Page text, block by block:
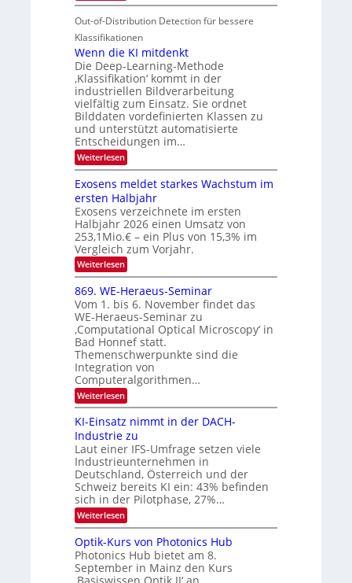
a
n
t
i
S
p
e
c
t
r
a
n
I
O
N
T
e
c
h
T
a
l
k
s
e
u
f
d
e
r
V
I
S
I
O
N
2
0
2
6
S
c
h
r
l
a
n
d
e
n
Out-of-Distribution Detection für bessere
Klassifikationen
Wenn die KI mitdenkt
Die Deep-Learning-Methode
‚Klassifikation‘ kommt in der
industriellen Bildverarbeitung
vielfältig zum Einsatz. Sie ordnet
Bilddaten vordefinierten Klassen zu
und unterstützt automatisierte
Entscheidungen im…
Weiterlesen:
W
n
n
d
i
e
K
I
m
i
t
e
n
k
t
Exosens meldet starkes Wachstum im
ersten Halbjahr
Exosens verzeichnete im ersten
Halbjahr 2026 einen Umsatz von
253,1Mio.€ – ein Plus von 15,3% im
Vergleich zum Vorjahr.
Weiterlesen:
E
x
o
s
e
n
s
m
e
l
d
e
t
s
t
a
r
k
e
s
W
a
c
h
s
t
u
m
869. WE-Heraeus-Seminar
Vom 1. bis 6. November findet das
WE-Heraeus-Seminar zu
‚Computational Optical Microscopy‘ in
Bad Honnef statt.
Themenschwerpunkte sind die
Integration von
Computeralgorithmen…
Weiterlesen:
8
9
.
W
E
-
H
e
r
a
e
u
s
-
S
KI-Einsatz nimmt in der DACH-
Industrie zu
Laut einer IFS-Umfrage setzen viele
Industrieunternehmen in
Deutschland, Österreich und der
Schweiz bereits KI ein: 43% befinden
sich in der Pilotphase, 27%…
Weiterlesen:
K
-
E
i
n
Optik-Kurs von Photonics Hub
Photonics Hub bietet am 8.
September in Mainz den Kurs